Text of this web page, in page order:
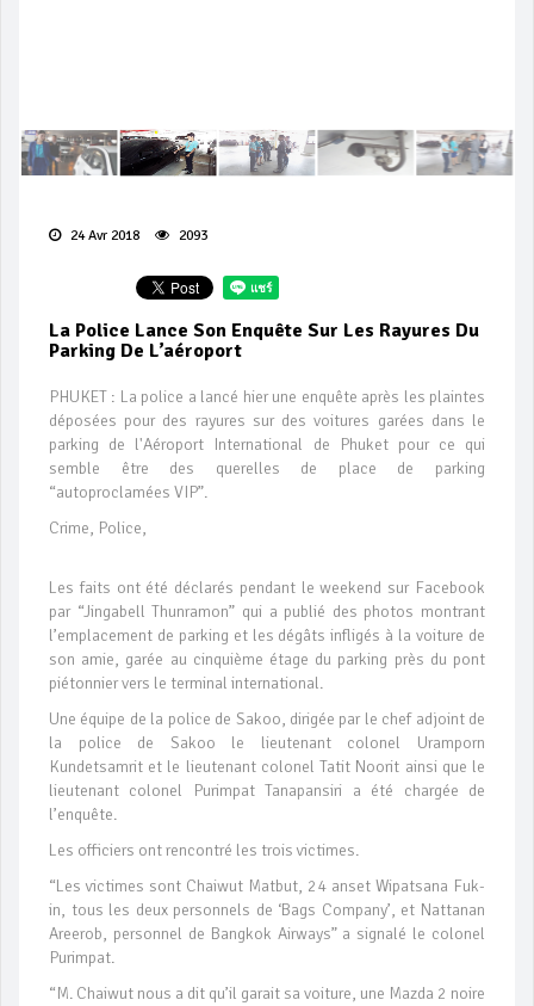
24 Avr 2018 2093
La Police Lance Son Enquête Sur Les Rayures Du
Parking De L’aéroport
PHUKET : La police a lancé hier une enquête après les plaintes
déposées pour des rayures sur des voitures garées dans le
parking de l'Aéroport International de Phuket pour ce qui
semble être des querelles de place de parking
“autoproclamées VIP”.
Crime, Police,
Les faits ont été déclarés pendant le weekend sur Facebook
par “Jingabell Thunramon” qui a publié des photos montrant
l’emplacement de parking et les dégâts infligés à la voiture de
son amie, garée au cinquième étage du parking près du pont
piétonnier vers le terminal international.
Une équipe de la police de Sakoo, dirigée par le chef adjoint de
la police de Sakoo le lieutenant colonel Uramporn
Kundetsamrit et le lieutenant colonel Tatit Noorit ainsi que le
lieutenant colonel Purimpat Tanapansiri a été chargée de
l’enquête.
Les officiers ont rencontré les trois victimes.
“Les victimes sont Chaiwut Matbut, 24 anset Wipatsana Fuk-
in, tous les deux personnels de ‘Bags Company’, et Nattanan
Areerob, personnel de Bangkok Airways” a signalé le colonel
Purimpat.
“M. Chaiwut nous a dit qu’il garait sa voiture, une Mazda 2 noire